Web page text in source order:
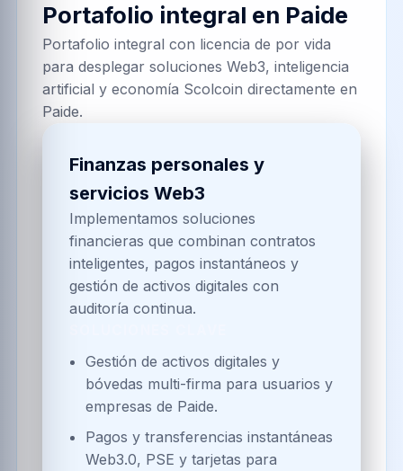
Portafolio integral en Paide
Portafolio integral con licencia de por vida
para desplegar soluciones Web3, inteligencia
artificial y economía Scolcoin directamente en
Paide.
Finanzas personales y
servicios Web3
Implementamos soluciones
financieras que combinan contratos
inteligentes, pagos instantáneos y
gestión de activos digitales con
auditoría continua.
Gestión de activos digitales y
bóvedas multi-firma para usuarios y
empresas de Paide.
Pagos y transferencias instantáneas
Web3.0, PSE y tarjetas para